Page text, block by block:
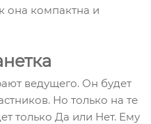
она компактна и
ведущего. Он будет
Но только на те
только Да или Нет. Ему